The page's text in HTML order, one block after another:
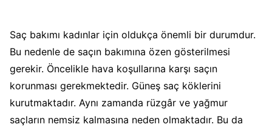
Saç bakımı kadınlar için oldukça önemli bir durumdur.
Bu nedenle de saçın bakımına özen gösterilmesi
gerekir. Öncelikle hava koşullarına karşı saçın
korunması gerekmektedir. Güneş saç köklerini
kurutmaktadır. Aynı zamanda rüzgâr ve yağmur
saçların nemsiz kalmasına neden olmaktadır. Bu da